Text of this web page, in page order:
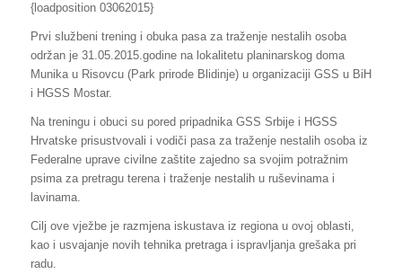
{loadposition 03062015}
Prvi službeni trening i obuka pasa za traženje nestalih osoba
održan je 31.05.2015.godine na lokalitetu planinarskog doma
Munika u Risovcu (Park prirode Blidinje) u organizaciji GSS u BiH
i HGSS Mostar.
Na treningu i obuci su pored pripadnika GSS Srbije i HGSS
Hrvatske prisustvovali i vodiči pasa za traženje nestalih osoba iz
Federalne uprave civilne zaštite zajedno sa svojim potražnim
psima za pretragu terena i traženje nestalih u ruševinama i
lavinama.
Cilj ove vježbe je razmjena iskustava iz regiona u ovoj oblasti,
kao i usvajanje novih tehnika pretraga i ispravljanja grešaka pri
radu.